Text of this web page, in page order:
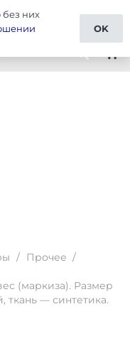
shopping_cart
/ Прочее /
(маркиза). Размер
ткань — синтетика.
без них
OK